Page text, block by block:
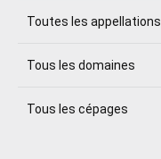
Toutes les appellations
Tous les domaines
Tous les cépages